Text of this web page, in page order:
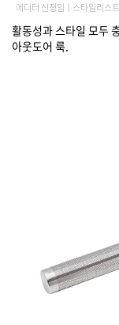
에디터 신정임ㅣ스타일리
활동성과 스타일 모두
아웃도어 룩.